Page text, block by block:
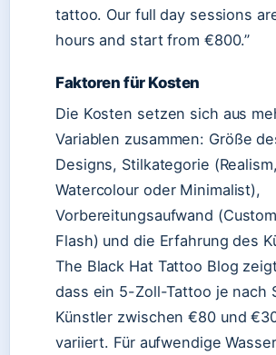
tattoo. Our full day sessions
hours and start from €800.”
Faktoren für Kosten
Die Kosten setzen sich aus
Variablen zusammen: Größe
Designs, Stilkategorie (Realism,
Watercolour oder Minimalist),
Vorbereitungsaufwand
Flash) und die Erfahrung des
The Black Hat Tattoo Blog
dass ein 5-Zoll-Tattoo je nach
Künstler zwischen €80 und
variiert. Für aufwendige